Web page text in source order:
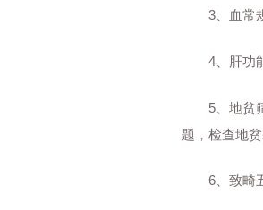
3、血常规
4、肝功能
5、地贫筛
题，检查地贫
6、致畸五